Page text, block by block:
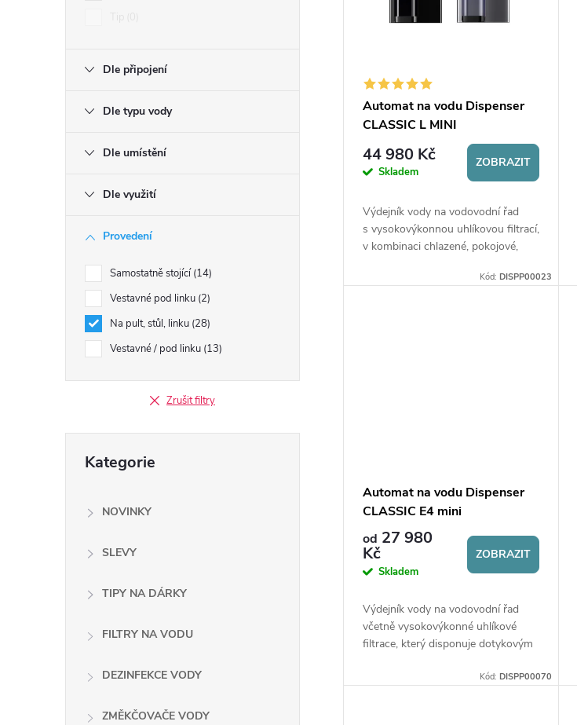
Dle připojení
Dle typu vody
Dle umístění
Dle využití
Provedení
Samostatně stojící 14
Vestavné pod linku 2
Na pult, stůl, linku 28
Vestavné / pod linku 13
Zrušit filtry
kategorie
Kategorie
NOVINKY
SLEVY
TIPY NA DÁRKY
FILTRY NA VODU
DEZINFEKCE VODY
ZMĚKČOVAČE VODY
t
Automat na vodu Dispenser
CLASSIC L MINI
44 980 Kč
Skladem
ZOBRAZIT
Výdejník vody na vodovodní řad
s vysokovýkonnou uhlíkovou filtrací,
v kombinaci chlazené, pokojové,
disponuje dotykovým ovládáním.
Kód:DISPP00023
Automat na vodu Dispenser
CLASSIC E4 mini
od 27 980
Kč
Skladem
ZOBRAZIT
Výdejník vody na vodovodní řad
včetně vysokovýkonné uhlíkové
filtrace, který disponuje dotykovým
ovládáním přes Bluetooth®. Ideální
Kód:DISPP00070